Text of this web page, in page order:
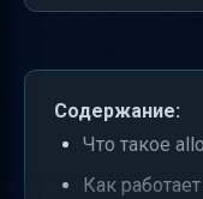
Содержание:
Что такое
Как